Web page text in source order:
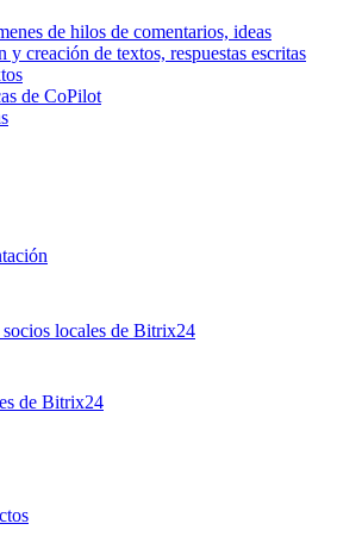
de hilos de comentarios, ideas
creación de textos, respuestas escritas
de CoPilot
locales de Bitrix24
de Bitrix24